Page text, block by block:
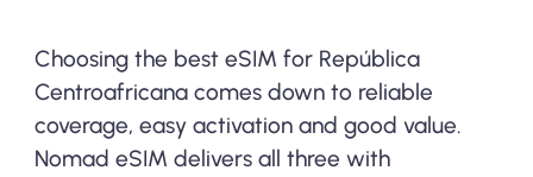
Choosing the best eSIM for República
Centroafricana comes down to reliable
coverage, easy activation and good value.
Nomad eSIM delivers all three with